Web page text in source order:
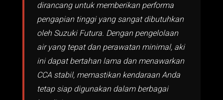
dirancang untuk memberikan performa
pengapian tinggi yang sangat dibutuhkan
oleh Suzuki Futura. Dengan pengelolaan
air yang tepat dan perawatan minimal, aki
ini dapat bertahan lama dan menawarkan
CCA stabil, memastikan kendaraan Anda
tetap siap digunakan dalam berbagai